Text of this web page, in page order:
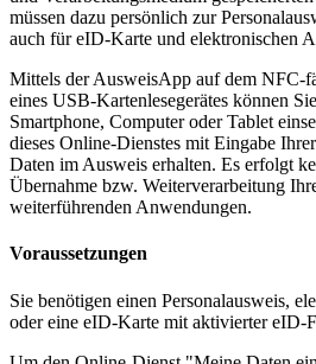
müssen dazu persönlich zur
auch für eID-Karte und elektronischen
Mittels der AusweisApp auf dem NFC-
eines USB-Kartenlesegerätes können
Smartphone, Computer oder Tablet
dieses Online-Dienstes mit Eingabe
Daten im Ausweis erhalten. Es erfolgt
Übernahme bzw. Weiterverarbeitung
weiterführenden Anwendungen.
Voraussetzungen
Sie benötigen einen Personalausweis,
oder eine eID-Karte mit aktivierter eID-